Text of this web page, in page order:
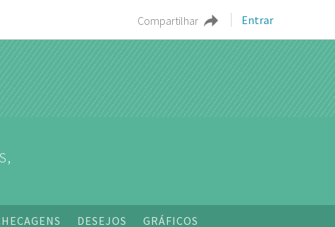
Compartilhar Entrar
DESEJOS GRÁFICOS